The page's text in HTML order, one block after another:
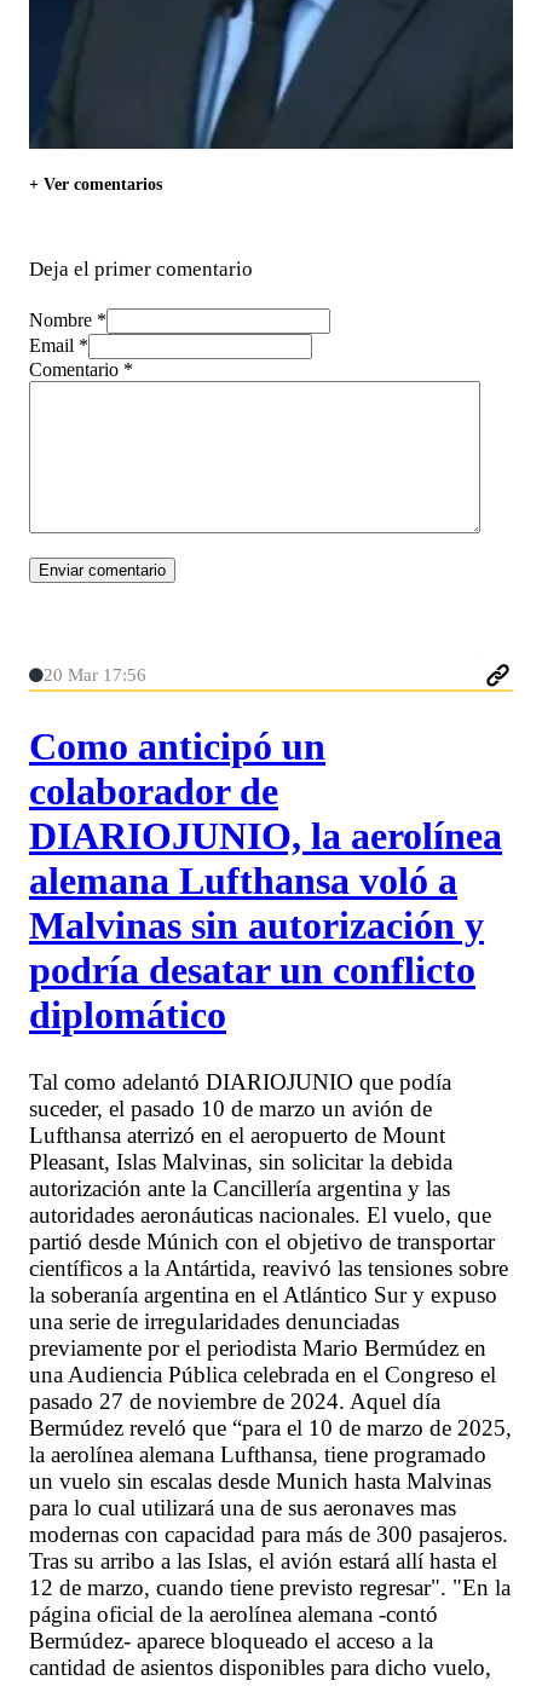
+ Ver comentarios
Deja el primer comentario
Nombre *
Email *
Comentario *
20 Mar 17:56
Como anticipó un
colaborador de
DIARIOJUNIO, la aerolínea
alemana Lufthansa voló a
Malvinas sin autorización y
podría desatar un conflicto
diplomático
Tal como adelantó DIARIOJUNIO que podía
suceder, el pasado 10 de marzo un avión de
Lufthansa aterrizó en el aeropuerto de Mount
Pleasant, Islas Malvinas, sin solicitar la debida
autorización ante la Cancillería argentina y las
autoridades aeronáuticas nacionales. El vuelo, que
partió desde Múnich con el objetivo de transportar
científicos a la Antártida, reavivó las tensiones sobre
la soberanía argentina en el Atlántico Sur y expuso
una serie de irregularidades denunciadas
previamente por el periodista Mario Bermúdez en
una Audiencia Pública celebrada en el Congreso el
pasado 27 de noviembre de 2024. Aquel día
Bermúdez reveló que “para el 10 de marzo de 2025,
la aerolínea alemana Lufthansa, tiene programado
un vuelo sin escalas desde Munich hasta Malvinas
para lo cual utilizará una de sus aeronaves mas
modernas con capacidad para más de 300 pasajeros.
Tras su arribo a las Islas, el avión estará allí hasta el
12 de marzo, cuando tiene previsto regresar". "En la
página oficial de la aerolínea alemana -contó
Bermúdez- aparece bloqueado el acceso a la
cantidad de asientos disponibles para dicho vuelo,